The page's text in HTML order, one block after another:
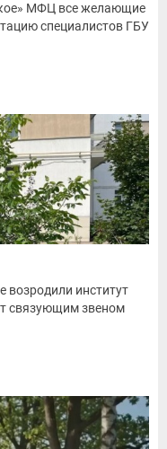
МФЦ все желающие
специалистов ГБУ
возродили институт
связующим звеном